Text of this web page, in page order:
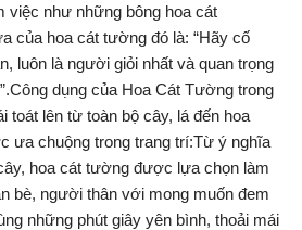
việc như những bông hoa cát
của hoa cát tường đó là: “Hãy cố
luôn là người giỏi nhất và quan trọng
dụng của Hoa Cát Tường trong
toát lên từ toàn bộ cây, lá đến hoa
ưa chuộng trong trang trí:Từ ý nghĩa
hoa cát tường được lựa chọn làm
bè, người thân với mong muốn đem
những phút giây yên bình, thoải mái